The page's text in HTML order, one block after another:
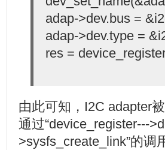
adap->dev.bus =
adap->dev.type =
res =
由此可知，I2C adapter
通过“device_register---
>sysfs_create_link”的